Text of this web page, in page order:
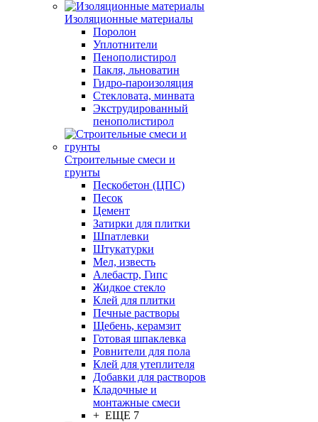
Изоляционные материалы
Поролон
Уплотнители
Пенополистирол
Пакля, льноватин
Гидро-пароизоляция
Стекловата, минвата
Экструдированный
пенополистирол
Строительные смеси и
грунты
Пескобетон (ЦПС)
Песок
Цемент
Затирки для плитки
Шпатлевки
Штукатурки
Мел, известь
Алебастр, Гипс
Жидкое стекло
Клей для плитки
Печные растворы
Щебень, керамзит
Готовая шпаклевка
Ровнители для пола
Клей для утеплителя
Добавки для растворов
Кладочные и
монтажные смеси
+ ЕЩЕ 7